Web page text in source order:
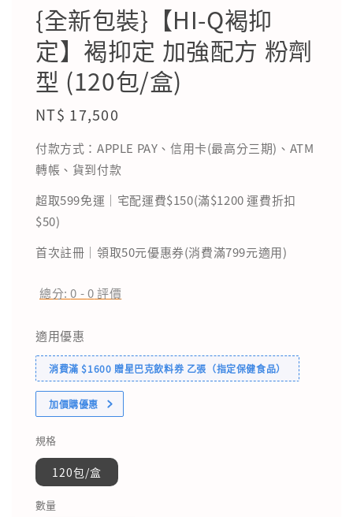
{全新包裝}【HI-Q褐抑
定】褐抑定 加強配方 粉劑
型 (120包/盒)
Regular
NT$ 17,500
付款方式：APPLE PAY、信用卡(最高分三期)、ATM
轉帳、貨到付款
超取599免運｜宅配運費$150(滿$1200 運費折扣
$50)
首次註冊｜領取50元優惠券(消費滿799元適用)
總分:0 -0評價
適用優惠
消費滿 $1600 贈星巴克飲料券 乙張（指定保健食品）
加價購優惠
規格
120包/盒
數量